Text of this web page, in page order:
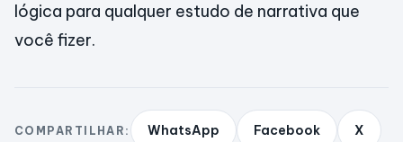
lógica para qualquer estudo de narrativa que
você fizer.
COMPARTILHAR: WhatsApp Facebook X